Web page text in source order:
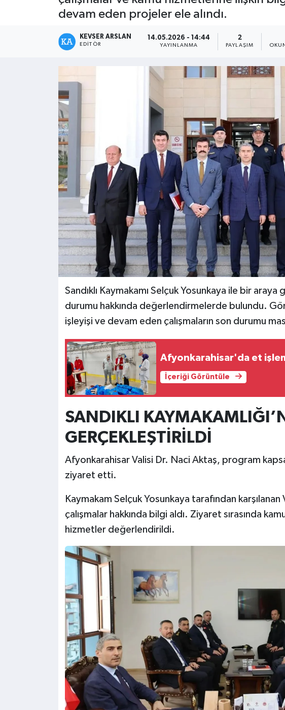
devam eden projeler ele alındı.
KEVSER ARSLAN
EDITÖR
14.05.2026 - 14:44
YAYINLANMA
2
PAYLAŞIM
Sandıklı Kaymakamı Selçuk Yosunkaya ile bir
durumu hakkında değerlendirmelerde bulundu.
işleyişi ve devam eden çalışmaların son durumu
Afyonkarahisar'da et
İçeriği Görüntüle
SANDIKLI
GERÇEKLEŞTİRİLDİ
Afyonkarahisar Valisi Dr. Naci Aktaş, program
ziyaret etti.
Kaymakam Selçuk Yosunkaya tarafından
çalışmalar hakkında bilgi aldı. Ziyaret sırasında
hizmetler değerlendirildi.
Kültür - Sanat